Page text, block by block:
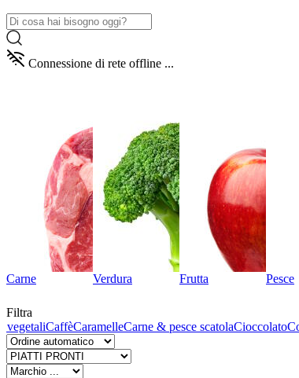
Connessione di rete offline ...
Carne Verdura Frutta Pesce
Filtra
vegetaliCaffèCaramelleCarne & pesce scatolaCioccolato